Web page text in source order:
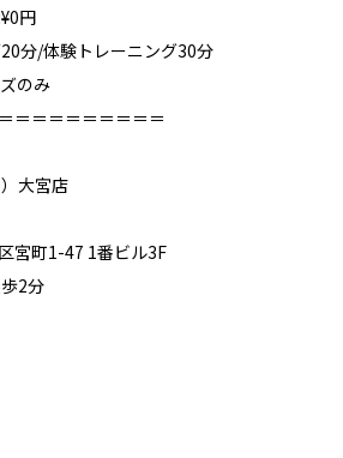
円
分/体験トレーニング30分
のみ
＝＝＝＝＝＝＝＝＝
大宮店
宮町1-47 1番ビル3F
2分